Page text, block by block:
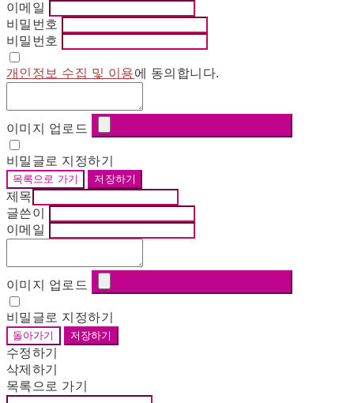
이메일
비밀번호
비밀번호
개인정보 수집 및 이용에 동의합니다.
이미지 업로드
비밀글로 지정하기
목록으로 가기 저장하기
제목
글쓴이
이메일
이미지 업로드
비밀글로 지정하기
돌아가기 저장하기
수정하기
삭제하기
목록으로 가기